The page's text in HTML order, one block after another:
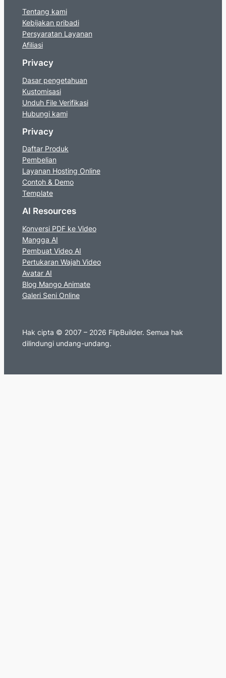
Tentang kami
Kebijakan pribadi
Persyaratan Layanan
Afiliasi
Privacy
Dasar pengetahuan
Kustomisasi
Unduh File Verifikasi
Hubungi kami
Privacy
Daftar Produk
Pembelian
Layanan Hosting Online
Contoh & Demo
Template
AI Resources
Konversi PDF ke Video
Mangga AI
Pembuat Video AI
Pertukaran Wajah Video
Avatar AI
Blog Mango Animate
Galeri Seni Online
Hak cipta © 2007 – 2026 FlipBuilder. Semua hak
dilindungi undang-undang.